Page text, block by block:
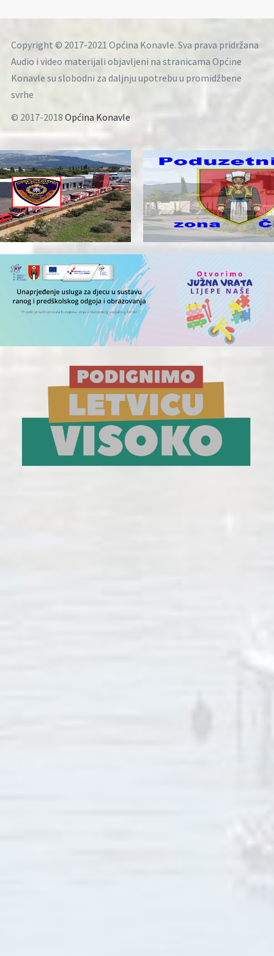
Copyright © 2017-2021 Općina Konavle. Sva prava pridržana
Audio i video materijali objavljeni na stranicama Općine
Konavle su slobodni za daljnju upotrebu u promidžbene
svrhe
© 2017-2018 Općina Konavle